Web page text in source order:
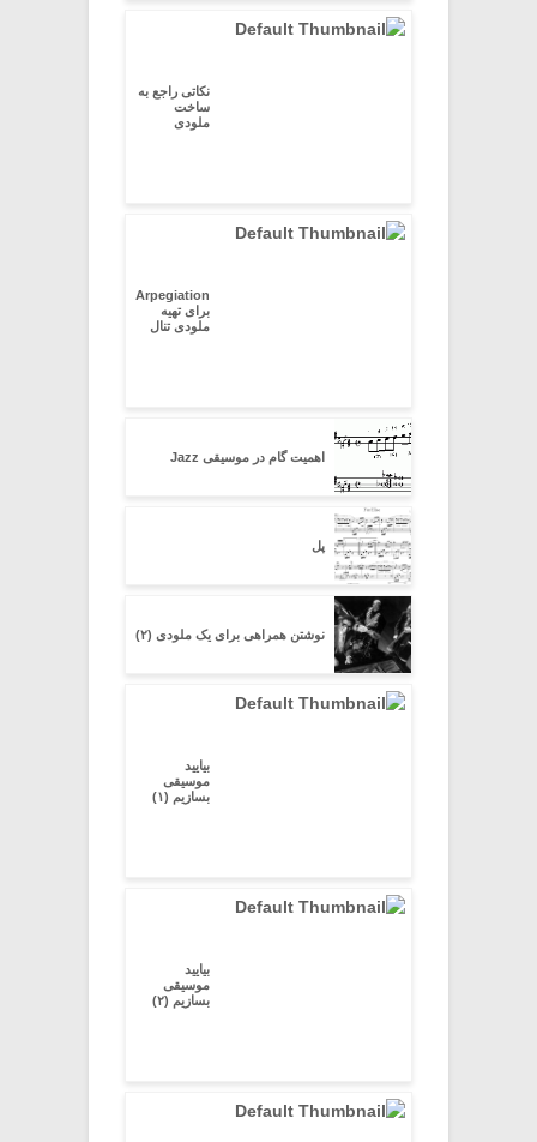
نکاتی راجع به
ساخت
ملودی
Arpegiation
برای تهیه
ملودی تنال
اهمیت گام در موسیقی Jazz
پل
نوشتن همراهی برای یک ملودی (۲)
بیایید
موسیقی
بسازیم (۱)
بیایید
موسیقی
بسازیم (۲)